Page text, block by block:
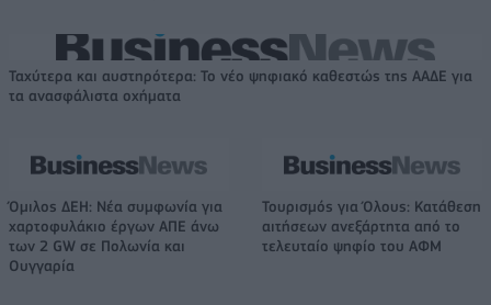
Ταχύτερα και αυστηρότερα: Το νέο ψηφιακό καθεστώς της ΑΑΔΕ για
τα ανασφάλιστα οχήματα
Όμιλος ΔΕΗ: Νέα συμφωνία για
χαρτοφυλάκιο έργων ΑΠΕ άνω
των 2 GW σε Πολωνία και
Ουγγαρία
Τουρισμός για Όλους: Kατάθεση
αιτήσεων ανεξάρτητα από το
τελευταίο ψηφίο του ΑΦΜ